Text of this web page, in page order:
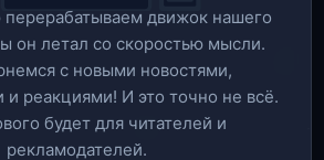
движок нашего
он летал со скоростью мысли.
c новыми новостями,
реакциями! И это точно не всё.
будет для читателей и
рекламодателей.